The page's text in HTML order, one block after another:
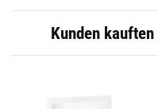
Kunden